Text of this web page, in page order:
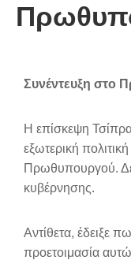
Συνέντευξη στο
Η επίσκεψη
εξωτερική
Πρωθυπουργού.
κυβέρνησης.
Αντίθετα, έδειξε
προετοιμασία